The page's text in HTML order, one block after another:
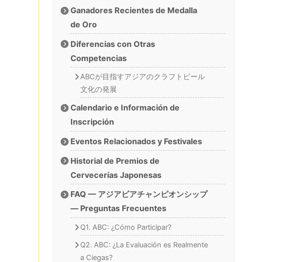
Ganadores Recientes de Medalla
de Oro
Diferencias con Otras
Competencias
ABCが目指すアジアのクラフトビール
文化の発展
Calendario e Información de
Inscripción
Eventos Relacionados y Festivales
Historial de Premios de
Cervecerías Japonesas
FAQ — アジアビアチャンピオンシップ
— Preguntas Frecuentes
Q1. ABC: ¿Cómo Participar?
Q2. ABC: ¿La Evaluación es Realmente
a Ciegas?